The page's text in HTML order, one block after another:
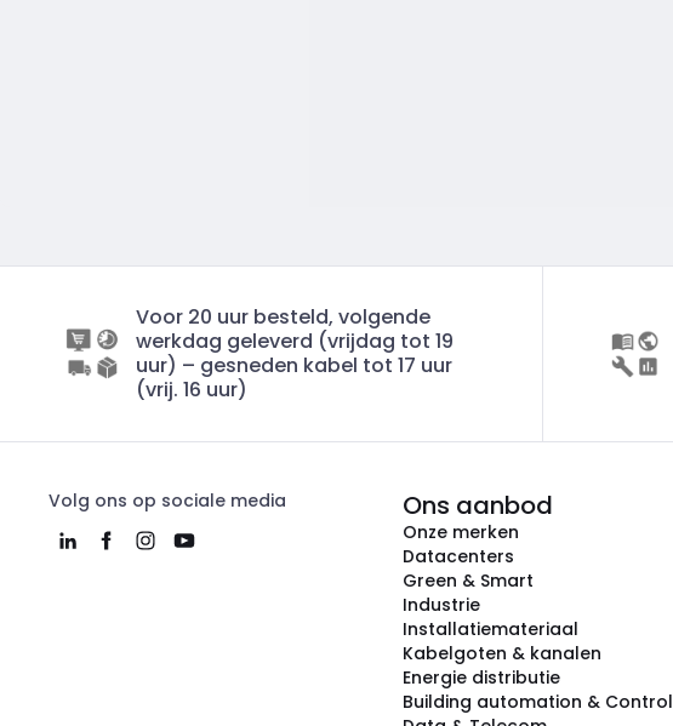
Voor 20 uur besteld, volgende
werkdag geleverd (vrijdag tot 19
uur) – gesneden kabel tot 17 uur
(vrij. 16 uur)
Volg ons op sociale media Ons aanbod
Onze merken
Datacenters
Green & Smart
Industrie
Installatiemateriaal
Kabelgoten & kanalen
Energie distributie
Building automation & Control